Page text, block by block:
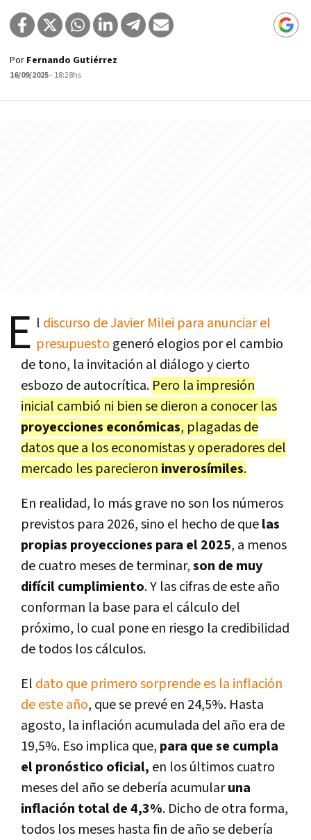
Por Fernando Gutiérrez
16/09/2025- 18:28hs
E l discurso de Javier Milei para anunciar el
presupuesto generó elogios por el cambio
de tono, la invitación al diálogo y cierto
esbozo de autocrítica. Pero la impresión
inicial cambió ni bien se dieron a conocer las
proyecciones económicas, plagadas de
datos que a los economistas y operadores del
mercado les parecieron inverosímiles.
En realidad, lo más grave no son los números
previstos para 2026, sino el hecho de quelas
propias proyecciones para el 2025, a menos
de cuatro meses de terminar,son de muy
difícil cumplimiento. Y las cifras de este año
conforman la base para el cálculo del
próximo, lo cual pone en riesgo la credibilidad
de todos los cálculos.
El dato que primero sorprende es la inflación
de este año, que se prevé en 24,5%. Hasta
agosto, la inflación acumulada del año era de
19,5%. Eso implica que, para que se cumpla
el pronóstico oficial, en los últimos cuatro
meses del año se debería acumularuna
inflación total de 4,3%. Dicho de otra forma,
todos los meses hasta fin de año se debería